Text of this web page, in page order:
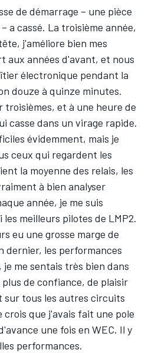
de démarrage – une pièce
a cassé. La troisième année,
j'améliore bien mes
aux années d'avant, et nous
électronique pendant la
douze à quinze minutes.
troisièmes, et à une heure de
casse dans un virage rapide.
évidemment, mais je
ceux qui regardent les
la moyenne des relais, les
à bien analyser
année, je me suis
meilleurs pilotes de LMP2.
eu une grosse marge de
dernier, les performances
me sentais très bien dans
de confiance, de plaisir
sur tous les autres circuits
crois que j'avais fait une pole
une fois en WEC. Il y
performances.